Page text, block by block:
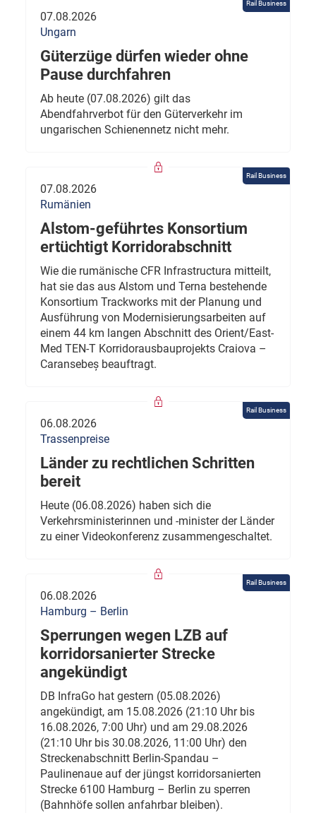
Rail Business
07.08.2026
Ungarn
Güterzüge dürfen wieder ohne
Pause durchfahren
Ab heute (07.08.2026) gilt das
Abendfahrverbot für den Güterverkehr im
ungarischen Schienennetz nicht mehr.
Rail Business
07.08.2026
Rumänien
Alstom-geführtes Konsortium
ertüchtigt Korridorabschnitt
Wie die rumänische CFR Infrastructura mitteilt,
hat sie das aus Alstom und Terna bestehende
Konsortium Trackworks mit der Planung und
Ausführung von Modernisierungsarbeiten auf
einem 44 km langen Abschnitt des Orient/East-
Med TEN-T Korridorausbauprojekts Craiova –
Caransebeș beauftragt.
Rail Business
06.08.2026
Trassenpreise
Länder zu rechtlichen Schritten
bereit
Heute (06.08.2026) haben sich die
Verkehrsministerinnen und -minister der Länder
zu einer Videokonferenz zusammengeschaltet.
Rail Business
06.08.2026
Hamburg – Berlin
Sperrungen wegen LZB auf
korridorsanierter Strecke
angekündigt
DB InfraGo hat gestern (05.08.2026)
angekündigt, am 15.08.2026 (21:10 Uhr bis
16.08.2026, 7:00 Uhr) und am 29.08.2026
(21:10 Uhr bis 30.08.2026, 11:00 Uhr) den
Streckenabschnitt Berlin-Spandau –
Paulinenaue auf der jüngst korridorsanierten
Strecke 6100 Hamburg – Berlin zu sperren
(Bahnhöfe sollen anfahrbar bleiben).